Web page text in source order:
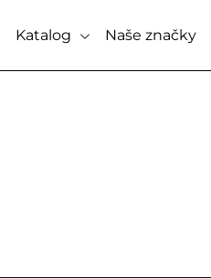
Katalog Naše značky